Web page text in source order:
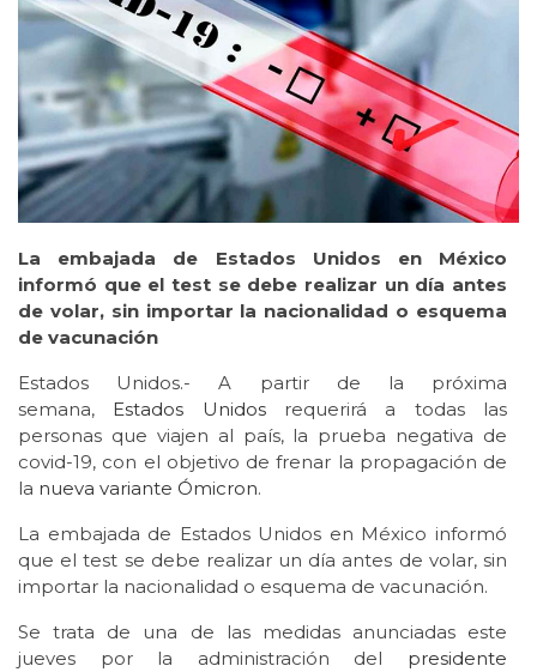
La embajada de Estados Unidos en México
informó que el test se debe realizar un día antes
de volar, sin importar la nacionalidad o esquema
de vacunación
Estados Unidos.- A partir de la próxima
semana, Estados Unidosrequerirá a todas las
personas que viajen al país, la prueba negativa de
covid-19, con el objetivo de frenar la propagación de
la nueva variante Ómicron.
La embajada de Estados Unidos en México informó
que el test se debe realizar un día antes de volar, sin
importar la nacionalidad o esquema de vacunación.
Se trata de una de las medidas anunciadas este
jueves por la administración del presidente